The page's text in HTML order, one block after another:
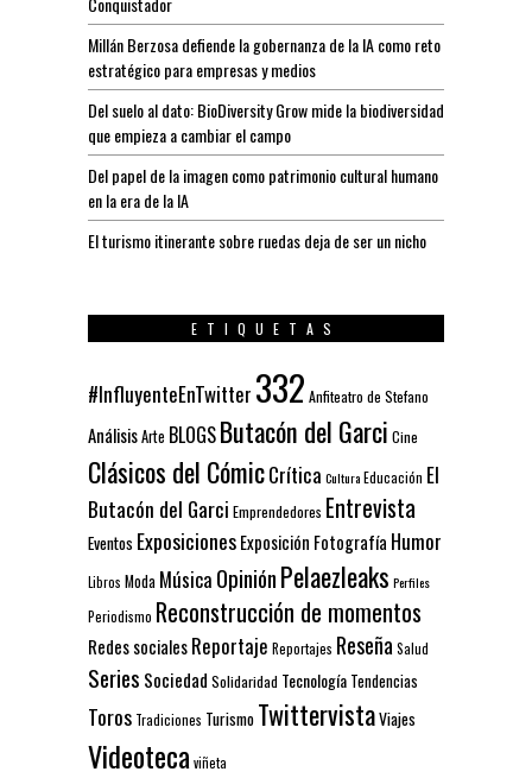
Millán Berzosa defiende la gobernanza de la IA como reto
estratégico para empresas y medios
Del suelo al dato: BioDiversity Grow mide la biodiversidad
que empieza a cambiar el campo
Del papel de la imagen como patrimonio cultural humano
en la era de la IA
El turismo itinerante sobre ruedas deja de ser un nicho
ETIQUETAS
#InfluyenteEnTwitter 332 Anfiteatro de Stefano
AnálisisArte BLOGSButacón del Garci Cine
Clásicos del CómicCrítica CulturaEducación El
Butacón del Garci Emprendedores Entrevista
Eventos ExposicionesExposición Fotografía Humor
Libros Moda Música OpiniónPelaezleaks Perfiles
Periodismo Reconstrucción de momentos
Redes socialesReportaje Reportajes Reseña Salud
Series Sociedad Solidaridad Tecnología Tendencias
Toros Tradiciones Turismo TwittervistaViajes
Videoteca viñeta